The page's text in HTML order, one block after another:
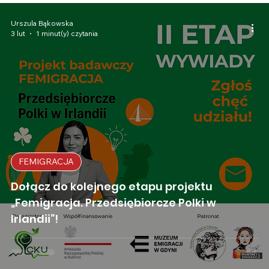
Dołącz do kolejnego etapu projektu
„Femigracja. Przedsiębiorcze Polki w
Irlandii”!
FEMIGRACJA
Urszula Bąkowska
3 lut
1 minut(y) czytania